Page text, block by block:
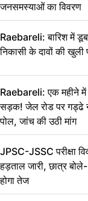
जनसमस्याओं का विवरण
Raebareli: बारिश में
निकासी के दावों की खुली
Raebareli: एक महीने
सड़क! जेल रोड पर गड्ढे ने
पोल, जांच की उठी मांग
JPSC-JSSC परीक्षा
हड़ताल जारी, छात्र
होगा तेज